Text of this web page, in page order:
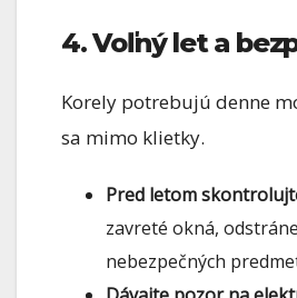
4. Voľný let a
Korely potrebujú denne
sa mimo klietky.
Pred letom
zavreté okná,
nebezpečných